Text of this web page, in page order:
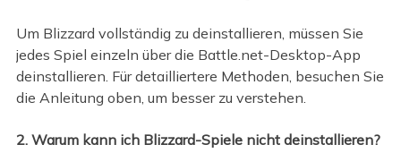
Um Blizzard vollständig zu deinstallieren, müssen Sie
jedes Spiel einzeln über die Battle.net-Desktop-App
deinstallieren. Für detailliertere Methoden, besuchen Sie
die Anleitung oben, um besser zu verstehen.
2. Warum kann ich Blizzard-Spiele nicht deinstallieren?